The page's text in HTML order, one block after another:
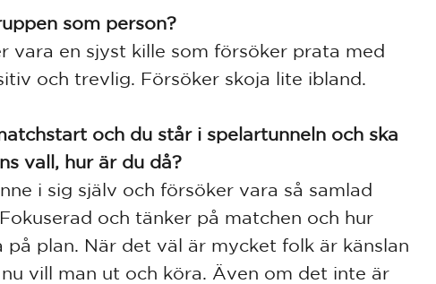
som person?
vara en sjyst kille som försöker prata med
och trevlig. Försöker skoja lite ibland.
och du står i spelartunneln och ska
vall, hur är du då?
i sig själv och försöker vara så samlad
och tänker på matchen och hur
på plan. När det väl är mycket folk är känslan
vill man ut och köra. Även om det inte är